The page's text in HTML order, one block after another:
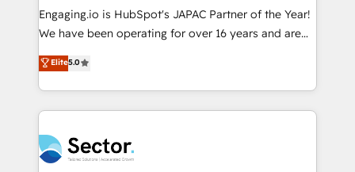
contratar e pagar a HubSpot em reais com nota
fiscal no Brasil e gerar economia de até 50% na
Oferecemos ainda agentes de IA especializados em
HubSpot que automatizam tarefas executam rotinas
empresas em 13 países utilizam a Nexforce. Somos
a maior parceira da HubSpot na América Latina e
Engaging.io is HubSpot's JAPAC Partner of the Year!
We have been operating for over 16 years and are
one of HubSpot's most experienced and technically
capable Agency Partners globally. We specialise in
complex CRM migrations, implementations,
integrations, custom CMS portal development,
businesses. Our teams are based in North America
and APAC. We are HubSpot's top-ranked Advanced
Elite5.0